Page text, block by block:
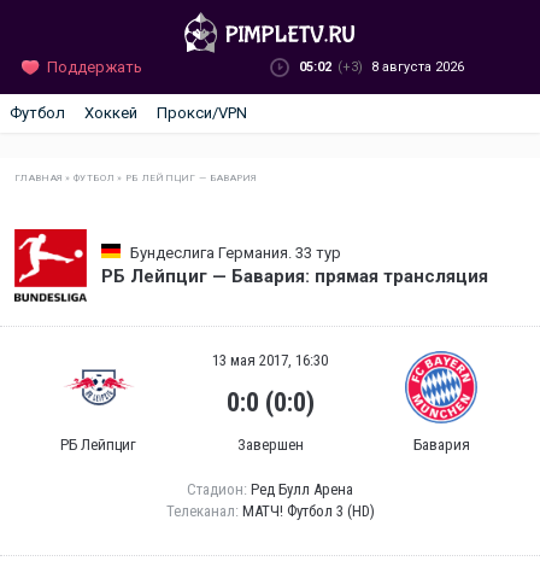
Поддержать 05:02 (+3) 8 августа 2026
Футбол Хоккей Прокси/VPN
ГЛАВНАЯ »ФУТБОЛ » РБ ЛЕЙПЦИГ — БАВАРИЯ
Бундеслига Германия. 33 тур
РБ Лейпциг — Бавария: прямая трансляция
РБ Лейпциг
13 мая 2017, 16:30
0:0 (0:0)
Завершен Бавария
Стадион: Ред Булл Арена
Телеканал: МАТЧ! Футбол 3 (HD)